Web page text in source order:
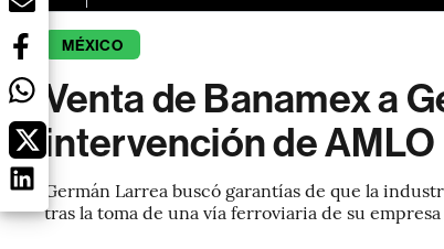
MÉXICO
Venta de Banamex a
intervención de AMLO
Germán Larrea buscó garantías de que la
tras la toma de una vía ferroviaria de su